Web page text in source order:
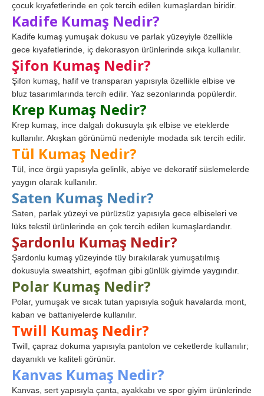
çocuk kıyafetlerinde en çok tercih edilen kumaşlardan biridir.
Kadife Kumaş Nedir?
Kadife kumaş yumuşak dokusu ve parlak yüzeyiyle özellikle
gece kıyafetlerinde, iç dekorasyon ürünlerinde sıkça kullanılır.
Şifon Kumaş Nedir?
Şifon kumaş, hafif ve transparan yapısıyla özellikle elbise ve
bluz tasarımlarında tercih edilir. Yaz sezonlarında popülerdir.
Krep Kumaş Nedir?
Krep kumaş, ince dalgalı dokusuyla şık elbise ve eteklerde
kullanılır. Akışkan görünümü nedeniyle modada sık tercih edilir.
Tül Kumaş Nedir?
Tül, ince örgü yapısıyla gelinlik, abiye ve dekoratif süslemelerde
yaygın olarak kullanılır.
Saten Kumaş Nedir?
Saten, parlak yüzeyi ve pürüzsüz yapısıyla gece elbiseleri ve
lüks tekstil ürünlerinde en çok tercih edilen kumaşlardandır.
Şardonlu Kumaş Nedir?
Şardonlu kumaş yüzeyinde tüy bırakılarak yumuşatılmış
dokusuyla sweatshirt, eşofman gibi günlük giyimde yaygındır.
Polar Kumaş Nedir?
Polar, yumuşak ve sıcak tutan yapısıyla soğuk havalarda mont,
kaban ve battaniyelerde kullanılır.
Twill Kumaş Nedir?
Twill, çapraz dokuma yapısıyla pantolon ve ceketlerde kullanılır;
dayanıklı ve kaliteli görünür.
Kanvas Kumaş Nedir?
Kanvas, sert yapısıyla çanta, ayakkabı ve spor giyim ürünlerinde